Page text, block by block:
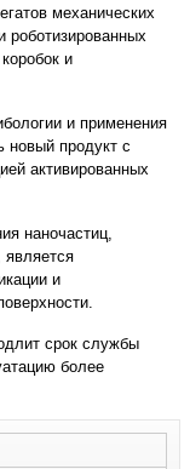
механических
роботизированных
и
и применения
новый продукт с
активированных
наночастиц,
является
и
срок службы
более